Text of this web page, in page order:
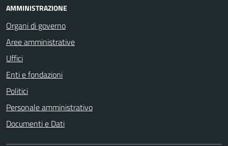
AMMINISTRAZIONE
Organi di governo
Aree amministrative
Uffici
Enti e fondazioni
Politici
Personale amministrativo
Documenti e Dati